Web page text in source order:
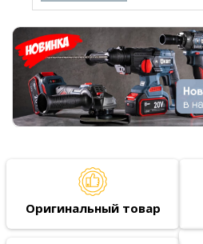
Оригинальный товар